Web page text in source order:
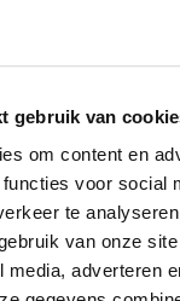
gebruik van
om content en
voor social
te
van onze
media, adverteren
HELGA